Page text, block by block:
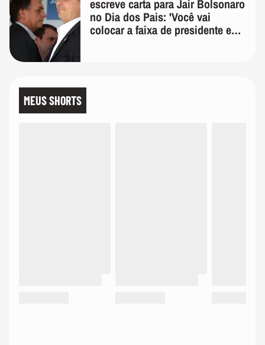
escreve carta para Jair Bolsonaro
no Dia dos Pais: 'Você vai
colocar a faixa de presidente em
MEUS SHORTS